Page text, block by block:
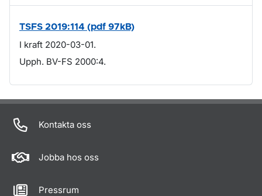
TSFS 2019:114 (pdf 97kB)
I kraft 2020-03-01.
Upph. BV-FS 2000:4.
Om sidan
Kontakta oss
Jobba hos oss
Pressrum